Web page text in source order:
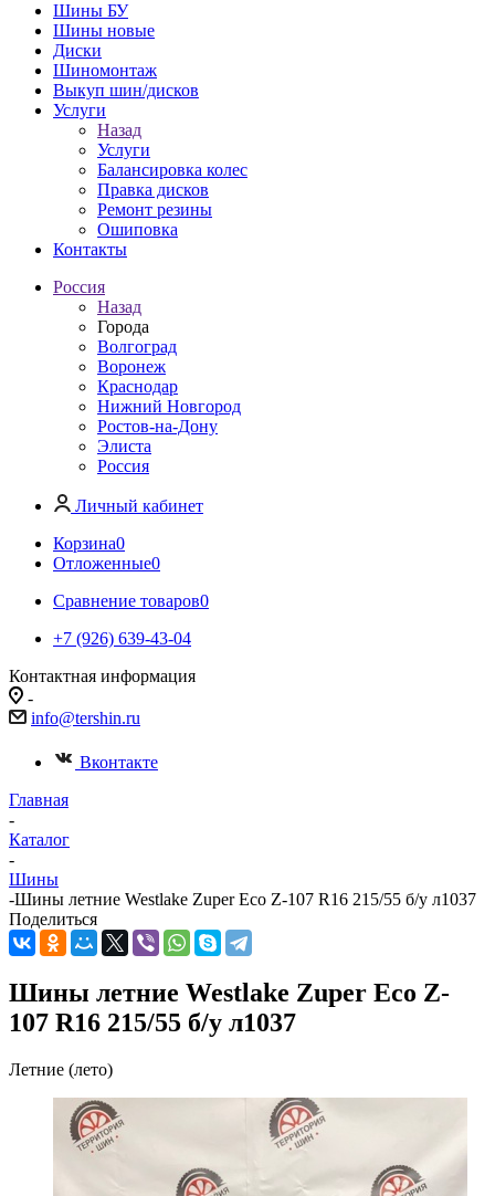
Шины БУ
Шины новые
Диски
Шиномонтаж
Выкуп шин/дисков
Услуги
Назад
Услуги
Балансировка колес
Правка дисков
Ремонт резины
Ошиповка
Контакты
Россия
Назад
Города
Волгоград
Воронеж
Краснодар
Нижний Новгород
Ростов-на-Дону
Элиста
Россия
Личный кабинет
Корзина0
Отложенные0
Сравнение товаров0
+7 (926) 639-43-04
Контактная информация
-
info@tershin.ru
Вконтакте
Главная
-
Каталог
-
Шины
-Шины летние Westlake Zuper Eco Z-107 R16 215/55 б/у л1037
Поделиться
Шины летние Westlake Zuper Eco Z-
107 R16 215/55 б/у л1037
Летние (лето)